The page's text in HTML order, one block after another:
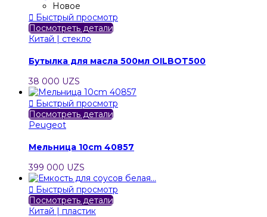
Новое
 Быстрый просмотр
Посмотреть детали
Китай | стекло
Бутылка для масла 500мл OILBOT500
38 000 UZS
 Быстрый просмотр
Посмотреть детали
Peugeot
Мельница 10cm 40857
399 000 UZS
 Быстрый просмотр
Посмотреть детали
Китай | пластик